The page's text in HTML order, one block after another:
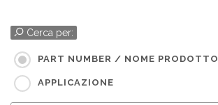
Cerca per:
PART NUMBER / NOME PRODOTTO
APPLICAZIONE